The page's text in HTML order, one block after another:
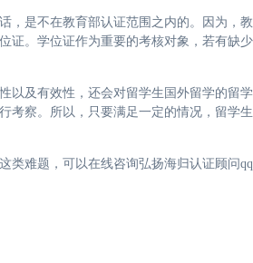
，是不在教育部认证范围之内的。因为，
证。学位证作为重要的考核对象，若有缺
以及有效性，还会对留学生国外留学的留
考察。所以，只要满足一定的情况，留学
难题，可以在线咨询弘扬海归认证顾问